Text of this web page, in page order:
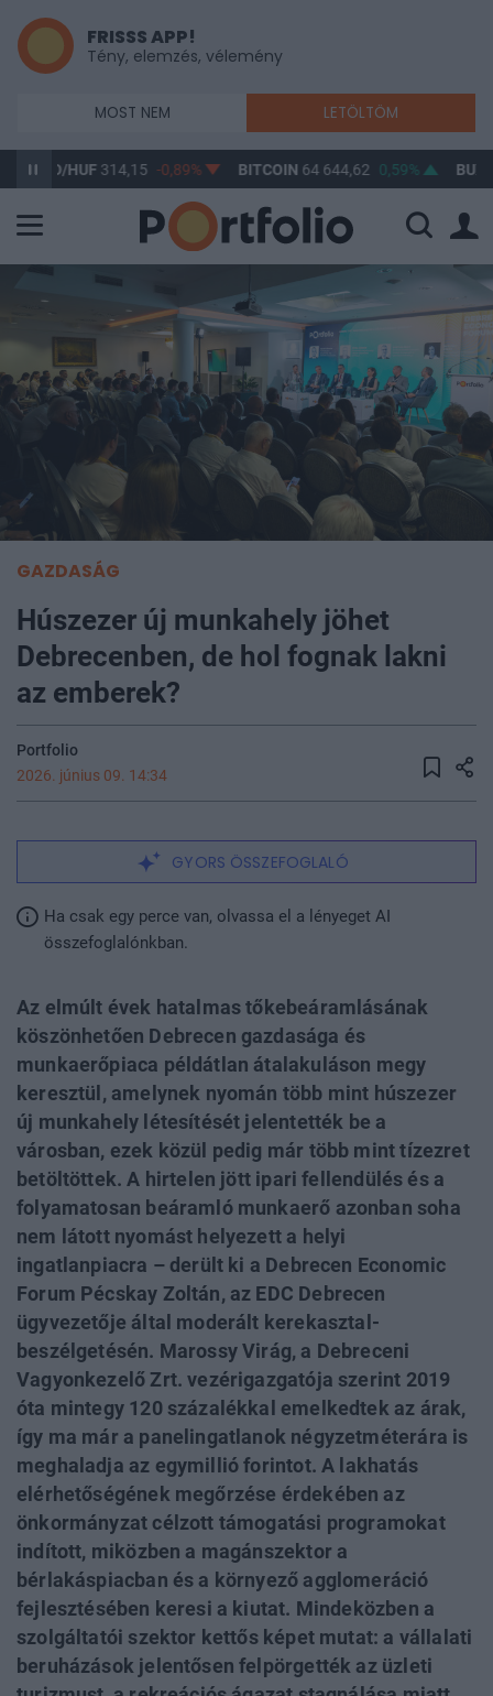
FRISSS APP!
Tény, elemzés, vélemény
MOST NEM LETÖLTÖM
HUF 314,15 -0,89% BITCOIN64 644,62 0,59% BUX148
GAZDASÁG
Húszezer új munkahely jöhet
Debrecenben, de hol fognak lakni
az emberek?
Portfolio
2026. június 09. 14:34
GYORS ÖSSZEFOGLALÓ
Ha csak egy perce van, olvassa el a lényeget AI
összefoglalónkban.
Az elmúlt évek hatalmas tőkebeáramlásának
köszönhetően Debrecen gazdasága és
munkaerőpiaca példátlan átalakuláson megy
keresztül, amelynek nyomán több mint húszezer
új munkahely létesítését jelentették be a
városban, ezek közül pedig már több mint tízezret
betöltöttek. A hirtelen jött ipari fellendülés és a
folyamatosan beáramló munkaerő azonban soha
nem látott nyomást helyezett a helyi
ingatlanpiacra – derült ki a Debrecen Economic
Forum Pécskay Zoltán, az EDC Debrecen
ügyvezetője által moderált kerekasztal-
beszélgetésén. Marossy Virág, a Debreceni
Vagyonkezelő Zrt. vezérigazgatója szerint 2019
óta mintegy 120 százalékkal emelkedtek az árak,
így ma már a panelingatlanok négyzetméterára is
meghaladja az egymillió forintot. A lakhatás
elérhetőségének megőrzése érdekében az
önkormányzat célzott támogatási programokat
indított, miközben a magánszektor a
bérlakáspiacban és a környező agglomeráció
fejlesztésében keresi a kiutat. Mindeközben a
szolgáltatói szektor kettős képet mutat: a vállalati
beruházások jelentősen felpörgették az üzleti